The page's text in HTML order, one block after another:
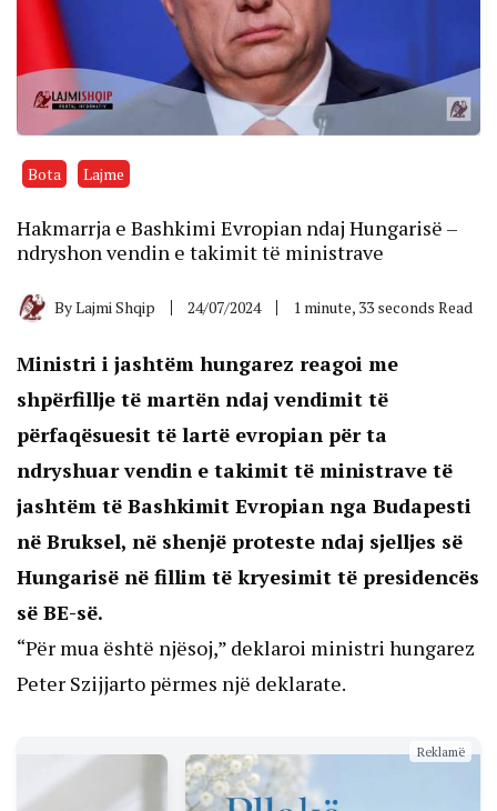
Bota Lajme
Hakmarrja e Bashkimi Evropian ndaj Hungarisë –
ndryshon vendin e takimit të ministrave
ByLajmi Shqip 24/07/2024 1 minute, 33 seconds Read
Ministri i jashtëm hungarez reagoi me
shpërfillje të martën ndaj vendimit të
përfaqësuesit të lartë evropian për ta
ndryshuar vendin e takimit të ministrave të
jashtëm të Bashkimit Evropian nga Budapesti
në Bruksel, në shenjë proteste ndaj sjelljes së
Hungarisë në fillim të kryesimit të presidencës
së BE-së.
“Për mua është njësoj,” deklaroi ministri hungarez
Peter Szijjarto përmes një deklarate.
Reklamë